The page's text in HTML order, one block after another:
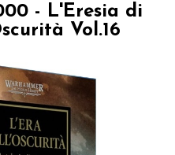
- L'Eresia di
Vol.16